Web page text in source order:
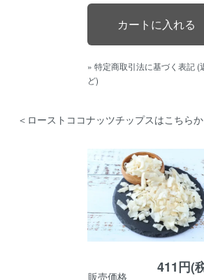
» 特定商取引法に基づく表記 (
ど)
＜ローストココナッツチップスはこちら
販売価格
411円(